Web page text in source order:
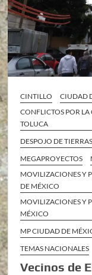
CINTILLO
CIUDAD
CONFLICTOS POR
TOLUCA
DESPOJO DE
MEGAPROYECTOS
MOVILIZACIONES Y
DE MÉXICO
MOVILIZACIONES Y
MÉXICO
MP CIUDAD DE
TEMAS NACIONALES
Vecinos de